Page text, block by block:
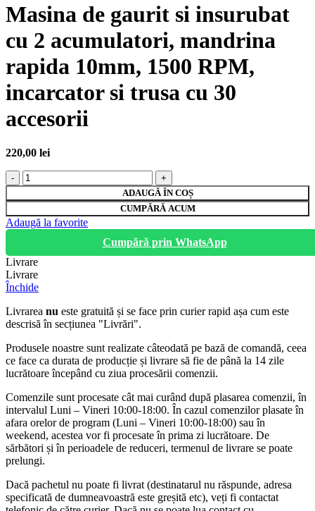
Masina de gaurit si insurubat
cu 2 acumulatori, mandrina
rapida 10mm, 1500 RPM,
incarcator si trusa cu 30
accesorii
220,00 lei
Cantitate
Masina
de
gaurit
si
2
acumulatori,
mandrina
10mm,
1500
incarcator
si
trusa
30
accesorii
ADAUGĂ ÎN COȘ
CUMPĂRĂ ACUM
Adaugă la favorite
Cumpără prin WhatsApp
Livrare
Livrare
Închide
Livrarea nu este gratuită și se face prin curier rapid așa cum este
descrisă în secțiunea "Livrări".
Produsele noastre sunt realizate câteodată pe bază de comandă, ceea
ce face ca durata de producție și livrare să fie de până la 14 zile
lucrătoare începând cu ziua procesării comenzii.
Comenzile sunt procesate cât mai curând după plasarea comenzii, în
intervalul Luni – Vineri 10:00-18:00. În cazul comenzilor plasate în
afara orelor de program (Luni – Vineri 10:00-18:00) sau în
weekend, acestea vor fi procesate în prima zi lucrătoare. De
sărbători și în perioadele de reduceri, termenul de livrare se poate
prelungi.
Dacă pachetul nu poate fi livrat (destinatarul nu răspunde, adresa
specificată de dumneavoastră este greșită etc), veți fi contactat